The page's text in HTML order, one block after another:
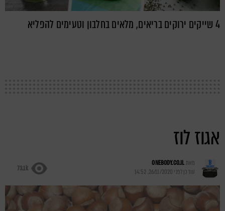
4 שייקים ירוקים בריאים, מלאים בחלבון וטעימים להפליא
אגוז לוז
מאתONEBODY.CO.IL
עודכן לפני 26/11/2020, 14:52
73.1k